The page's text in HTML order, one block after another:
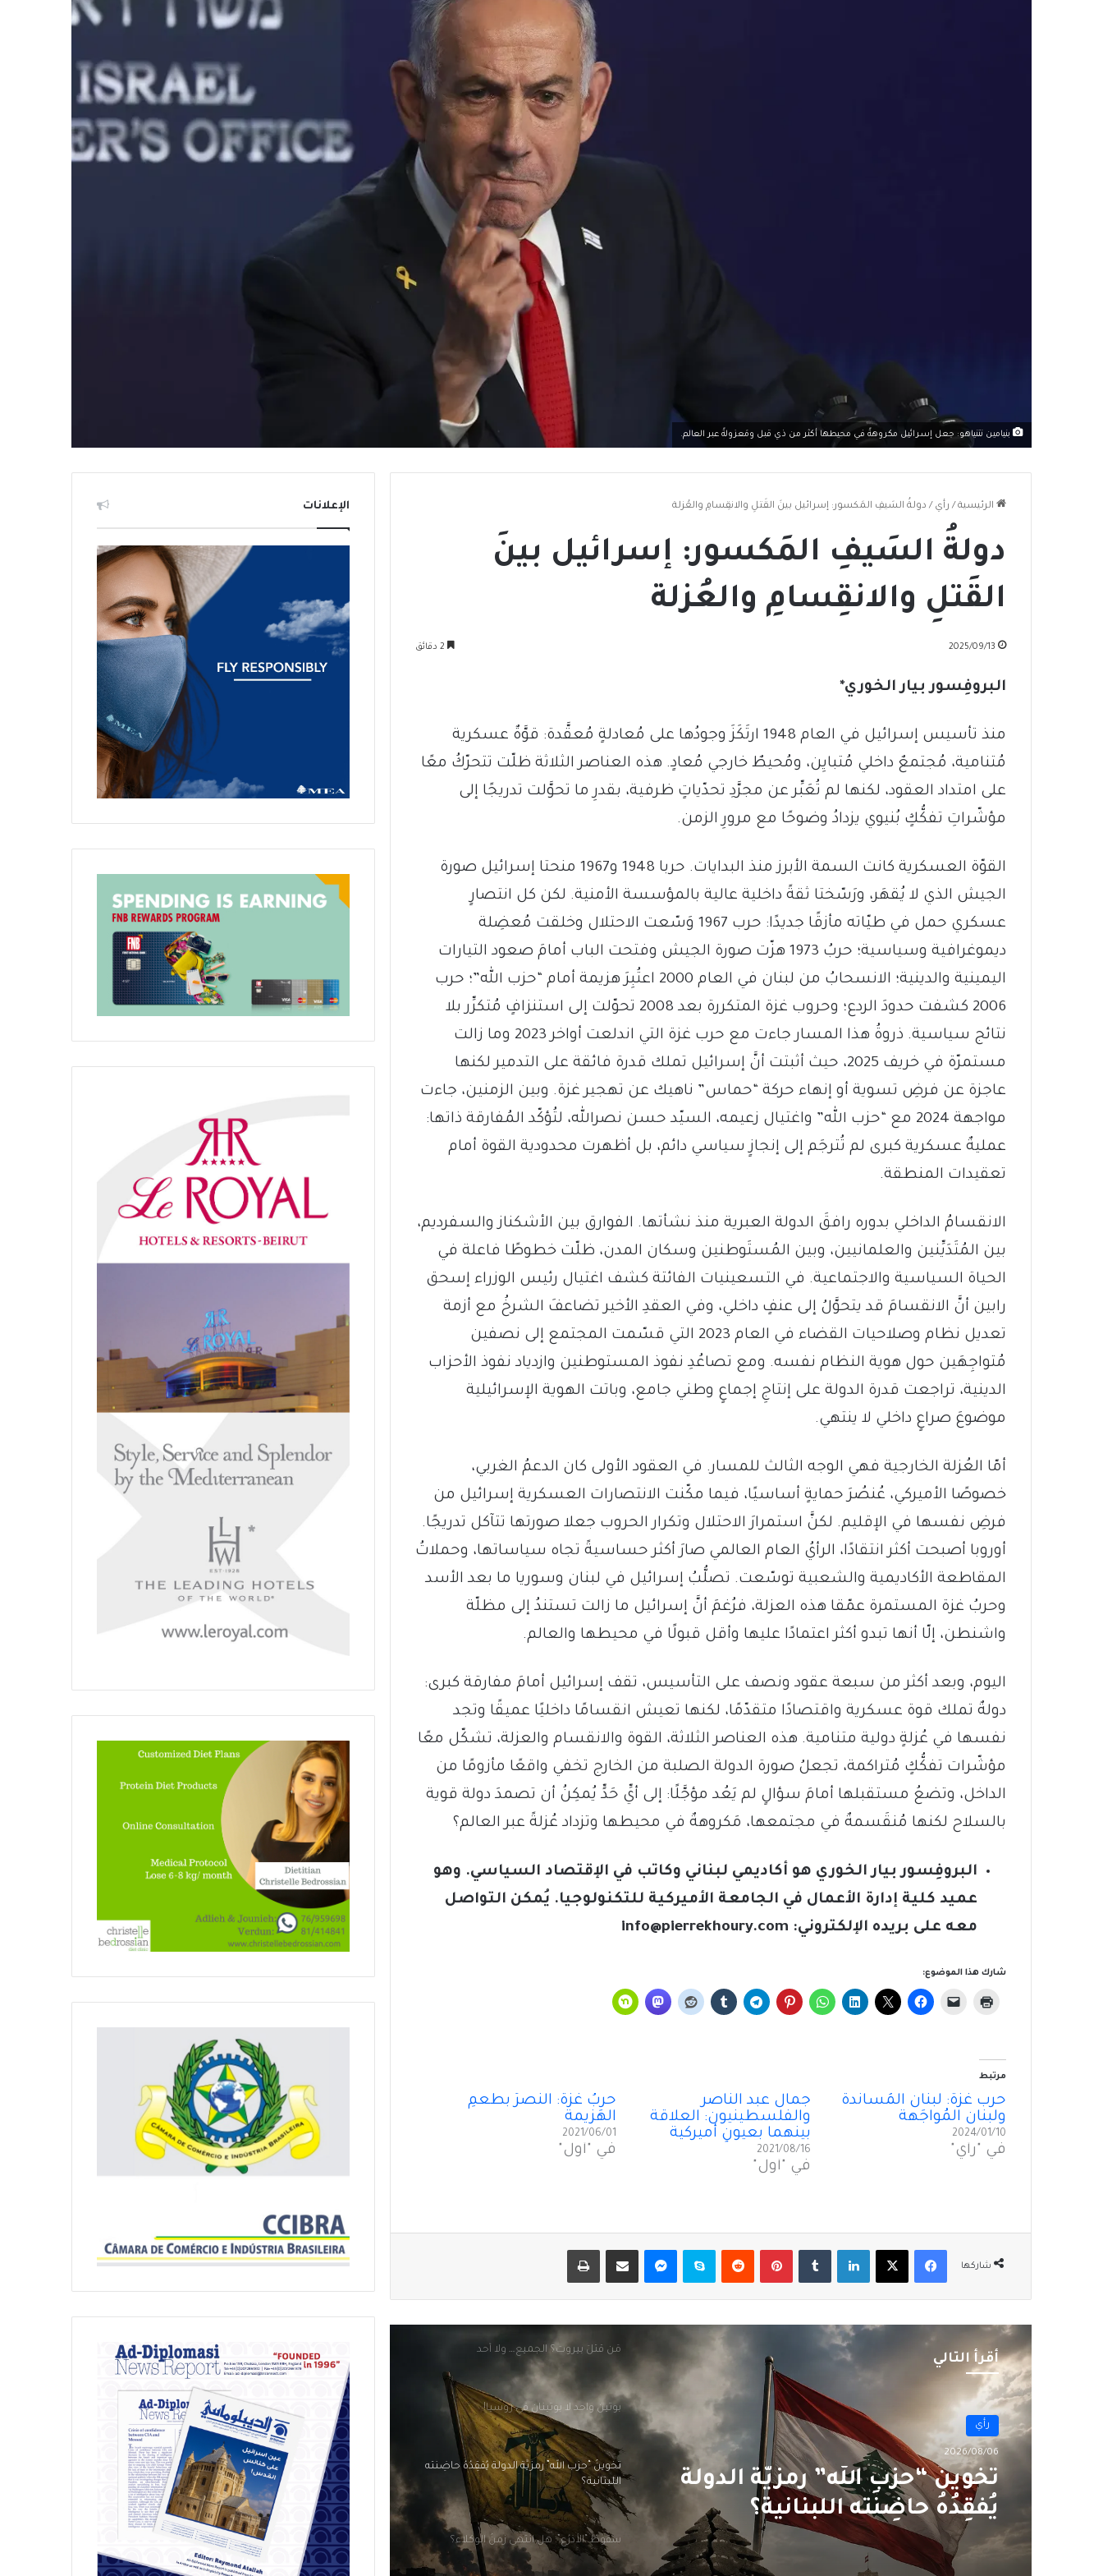
بنيامين نتنياهو: جعل إسرائيل مكروهةً في محيطها أكثر من ذي قبل ومَعزولةً عبر العالم.
الرئيسية / رأي / دولةُ السَيفِ المَكسور: إسرائيل بينَ القَتلِ والانقِسامِ والعُزلة
دولةُ السَيفِ المَكسور: إسرائيل بينَ
القَتلِ والانقِسامِ والعُزلة
2025/09/13
البروفِسور بيار الخوري*
منذ تأسيس إسرائيل في العام 1948 ارتَكَزَ وجودُها على مُعادلةٍ مُعقَّدة: قوَّةٌ عسكرية
مُتنامية، مُجتمعٌ داخلي مُتبايِن، ومُحيطٌ خارجي مُعادٍ. هذه العناصر الثلاثة ظلّت تتحرّكُ معًا
على امتداد العقود، لكنها لم تُعَبِّر عن مجرَّدِ تحدّياتٍ ظرفية، بقدرِ ما تحوَّلت تدريجًا إلى
مؤشّراتِ تفكُّكٍ بُنيوي يزدادُ وضوحًا مع مرورِ الزمن.
القوّة العسكرية كانت السمة الأبرز منذ البدايات. حربا 1948 و1967 منحتا إسرائيل صورة
الجيش الذي لا يُقهَر، ورَسّختا ثقةً داخلية عالية بالمؤسسة الأمنية. لكن كل انتصارٍ
عسكري حمل في طيّاته مأزقًا جديدًا: حرب 1967 وَسّعت الاحتلال وخلقت مُعضِلة
ديموغرافية وسياسية؛ حربُ 1973 هزّت صورة الجيش وفتحت الباب أمامَ صعود التيارات
اليمينية والدينية؛ الانسحابُ من لبنان في العام 2000 اعتُبِرَ هزيمة أمام “حزب الله”؛ حرب
2006 كشفت حدودَ الردع؛ وحروب غزة المتكررة بعد 2008 تحوّلت إلى استنزافٍ مُتكرِّر بلا
نتائج سياسية. ذروةُ هذا المسار جاءت مع حرب غزة التي اندلعت أواخر 2023 وما زالت
مستمرّة في خريف 2025، حيث أثبتت أنَّ إسرائيل تملك قدرة فائقة على التدمير لكنها
عاجزة عن فرضِ تسوية أو إنهاء حركة “حماس” ناهيك عن تهجير غزة. وبين الزمنين، جاءت
مواجهة 2024 مع “حزب الله” واغتيال زعيمه، السيّد حسن نصرالله، لتُؤكّد المُفارقة ذاتها:
عمليةٌ عسكرية كبرى لم تُترجَم إلى إنجازٍ سياسي دائم، بل أظهرت محدودية القوة أمام
تعقيدات المنطقة.
الانقسامُ الداخلي بدوره رافقَ الدولة العبرية منذ نشأتها. الفوارق بين الأشكناز والسفرديم،
بين المُتَدَيِّنين والعلمانيين، وبين المُستَوطنين وسكان المدن، ظلّت خطوطًا فاعلة في
الحياة السياسية والاجتماعية. في التسعينيات الفائتة كشف اغتيال رئيس الوزراء إسحق
رابين أنَّ الانقسامَ قد يتحوَّلُ إلى عنفٍ داخلي، وفي العقدِ الأخير تضاعفَ الشرخُ مع أزمة
تعديل نظام وصلاحيات القضاء في العام 2023 التي قسّمت المجتمع إلى نصفين
مُتواجِهَين حول هوية النظام نفسه. ومع تصاعُدِ نفوذ المستوطنين وازدياد نفوذ الأحزاب
الدينية، تراجعت قدرة الدولة على إنتاجِ إجماعٍ وطني جامع، وباتت الهوية الإسرائيلية
موضوعَ صراعٍ داخلي لا ينتهي.
أمّا العُزلة الخارجية فهي الوجه الثالث للمسار. في العقود الأولى كان الدعمُ الغربي،
خصوصًا الأميركي، عُنصُرَ حمايةٍ أساسيًا، فيما مكّنت الانتصارات العسكرية إسرائيل من
فرضِ نفسها في الإقليم. لكنَّ استمرارَ الاحتلال وتكرار الحروب جعلا صورتها تتآكل تدريجًا.
أوروبا أصبحت أكثر انتقادًا، الرأيُ العام العالمي صارَ أكثر حساسيةً تجاه سياساتها، وحملاتُ
المقاطعة الأكاديمية والشعبية توسّعت. تصلُّبُ إسرائيل في لبنان وسوريا ما بعد الأسد
وحربُ غزة المستمرة عمّقا هذه العزلة، فرُغمَ أنَّ إسرائيل ما زالت تستندُ إلى مظلّة
واشنطن، إلّا أنها تبدو أكثر اعتمادًا عليها وأقل قبولًا في محيطها والعالم.
اليوم، وبعد أكثر من سبعة عقود ونصف على التأسيس، تقف إسرائيل أمامَ مفارقة كبرى:
دولةٌ تملك قوة عسكرية واقتصادًا متقدّمًا، لكنها تعيش انقسامًا داخليًا عميقًا وتجد
نفسها في عُزلةٍ دولية متنامية. هذه العناصر الثلاثة، القوة والانقسام والعزلة، تشكّل معًا
مؤشّرات تفكُّكٍ مُتراكمة، تجعلُ صورة الدولة الصلبة من الخارج تخفي واقعًا مأزومًا من
الداخل، وتضعُ مستقبلها أمامَ سؤالٍ لم يَعُد مؤجَّلًا: إلى أيِّ حَدٍّ يُمكِنُ أن تصمدَ دولة قوية
بالسلاح لكنها مُنقَسمةٌ في مجتمعها، مَكروهةٌ في محيطها وتزداد عُزلةً عبر العالم؟
البروفِسور بيار الخوري هو أكاديمي لبناني وكاتب في الإقتصاد السياسي. وهو
عميد كلية إدارة الأعمال في الجامعة الأميركية للتكنولوجيا. يُمكن التواصل
معه على بريده الإلكتروني: info@pierrekhoury.com
شارك هذا الموضوع:
مرتبط
حرب غزّة: لبنان المُسانَدة
ولبنان المُواجَهة
2024/01/10
في "رأي"
جمال عبد الناصر
والفلسطينيون: العلاقة
بينهما بعيونٍ أميركية
2021/08/16
في "أول"
حربُ غزّة: النصرُ بطعمِ
الهَزيمة
2021/06/01
في "أول"
شاركها
فيسبوك‫X لينكدإن بينتيريست سكايب ماسنجر مشاركة عبر البريد طباعة
أقرأ التالي
رأي
2026/08/06
تَخوينُ “حزب الله” رمزيَّة الدولة
رأي
2026/08/06
سقوطُ “الأذرُع”: هل انتهى زمنُ
الوكلاء؟
تَخوينُ “حزب الله” رمزيَّة الدولة يُفقِدُهُ حاضِنَته
اللبنانية؟
هل الحُكمُ امتناع؟!
بوتين واحد لا بوتينان في روسيا!
تَخوينُ “حزب الله” رمزيَّة الدولة يُفقِدُهُ حاضِنَته
اللبنانية؟
سقوطُ “الأذرُع”: هل انتهى زمنُ الوكلاء؟
هل الحُكمُ امتناع؟!
الإعلانات